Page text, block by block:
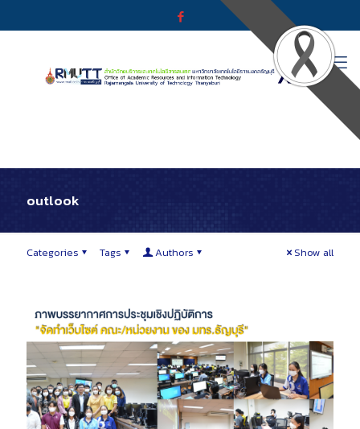
outlook
Categories Tags Authors Show all